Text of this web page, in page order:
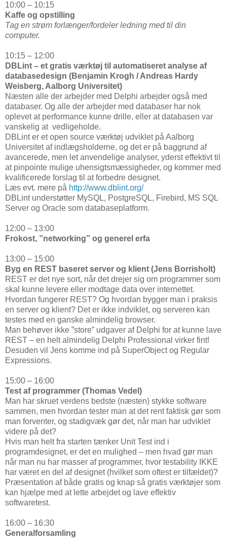
10:00 – 10:15
Kaffe og opstilling
Tag en strøm forlænger/fordeler ledning med til din
computer.
10:15 – 12:00
DBLint – et gratis værktøj til automatiseret analyse af
databasedesign (Benjamin Krogh / Andreas Hardy
Weisberg, Aalborg Universitet)
Næsten alle der arbejder med Delphi arbejder også med
databaser. Og alle der arbejder med databaser har nok
oplevet at performance kunne drille, eller at databasen var
vanskelig at vedligeholde.
DBLint er et open source værktøj udviklet på Aalborg
Universitet af indlægsholderne, og det er på baggrund af
avancerede, men let anvendelige analyser, yderst effektivt til
at pinpointe mulige uhensigtsmæssigheder, og kommer med
kvalificerede forslag til at forbedre designet.
Læs evt. mere på http://www.dblint.org/
DBLint understøtter MySQL, PostgreSQL, Firebird, MS SQL
Server og Oracle som databaseplatform.
12:00 – 13:00
Frokost, ”networking” og generel erfa
13:00 – 15:00
Byg en REST baseret server og klient (Jens Borrisholt)
REST er det nye sort, når det drejer sig om programmer som
skal kunne levere eller modtage data over internettet.
Hvordan fungerer REST? Og hvordan bygger man i praksis
en server og klient? Det er ikke indviklet, og serveren kan
testes med en ganske almindelig browser.
Man behøver ikke ”store” udgaver af Delphi for at kunne lave
REST – en helt almindelig Delphi Professional virker fint!
Desuden vil Jens komme ind på SuperObject og Regular
Expressions.
15:00 – 16:00
Test af programmer (Thomas Vedel)
Man har skruet verdens bedste (næsten) stykke software
sammen, men hvordan tester man at det rent faktisk gør som
man forventer, og stadigvæk gør det, når man har udviklet
videre på det?
Hvis man helt fra starten tænker Unit Test ind i
programdesignet, er det en mulighed – men hvad gør man
når man nu har masser af programmer, hvor testability IKKE
har været en del af designet (hvilket som oftest er tilfældet)?
Præsentation af både gratis og knap så gratis værktøjer som
kan hjælpe med at lette arbejdet og lave effektiv
softwaretest.
16:00 – 16:30
Generalforsamling